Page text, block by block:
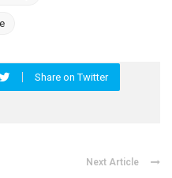
Share on Twitter
Next Article